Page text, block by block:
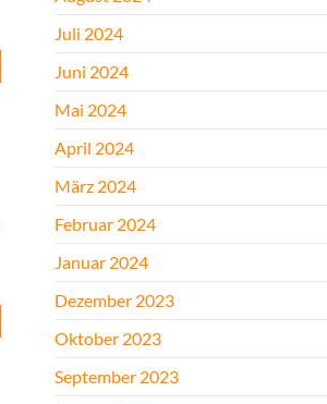
Juli 2024
Juni 2024
Mai 2024
April 2024
März 2024
Februar 2024
Januar 2024
Dezember 2023
Oktober 2023
September 2023